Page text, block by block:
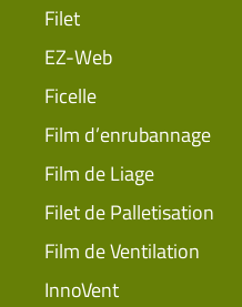
Filet
EZ-Web
Ficelle
Film d’enrubannage
Film de Liage
Filet de Palletisation
Film de Ventilation
InnoVent